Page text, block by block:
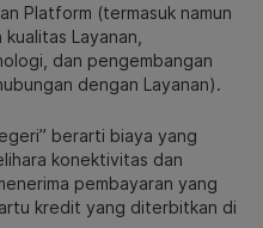
Platform (termasuk namun
Layanan,
dan pengembangan
dengan Layanan).
berarti biaya yang
konektivitas dan
pembayaran yang
kredit yang diterbitkan di